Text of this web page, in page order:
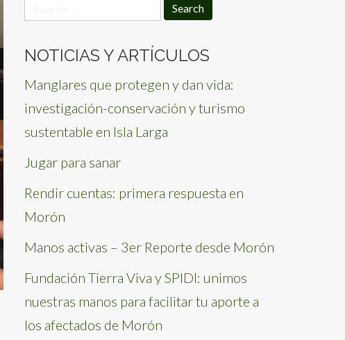
for:
NOTICIAS Y ARTÍCULOS
Manglares que protegen y dan vida:
investigación-conservación y turismo
sustentable en Isla Larga
Jugar para sanar
Rendir cuentas: primera respuesta en
Morón
Manos activas – 3er Reporte desde Morón
Fundación Tierra Viva y SPIDI: unimos
nuestras manos para facilitar tu aporte a
los afectados de Morón